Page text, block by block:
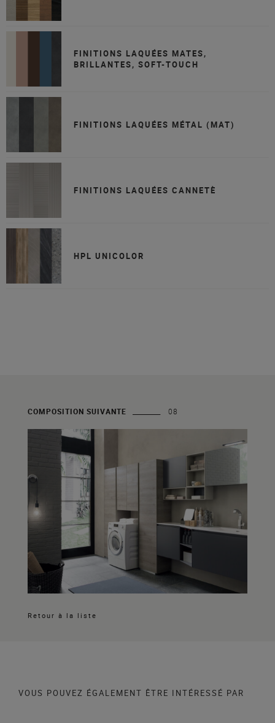
FINITIONS LAQUÉES MATES,
BRILLANTES, SOFT-TOUCH
FINITIONS LAQUÉES MÉTAL (MAT)
FINITIONS LAQUÉES CANNETÈ
HPL UNICOLOR
COMPOSITION SUIVANTE 08
Retour à la liste
VOUS POUVEZ ÉGALEMENT ÊTRE INTÉRESSÉ PAR